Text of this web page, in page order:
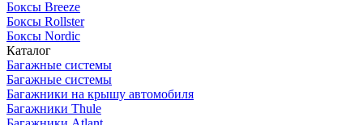
Боксы Breeze
Боксы Rollster
Боксы Nordic
Каталог
Багажные системы
Багажные системы
Багажники на крышу автомобиля
Багажники Thule